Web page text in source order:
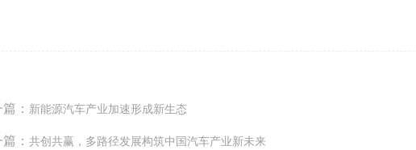
： 新能源汽车产业加速形成新生态
： 共创共赢，多路径发展构筑中国汽车产业新未来